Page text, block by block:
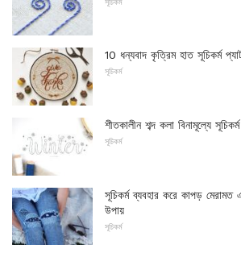
10 ধন্যবাদ কৃত্রিম হাত সূচিকর্ম
সূচিকর্ম
শীতকালীন শব্দ কলা বিনামূল্যে সূচিকর্ম
সূচিকর্ম
সূচিকর্ম ব্যবহার করে কাপড় মেরামত
উপায়
সূচিকর্ম